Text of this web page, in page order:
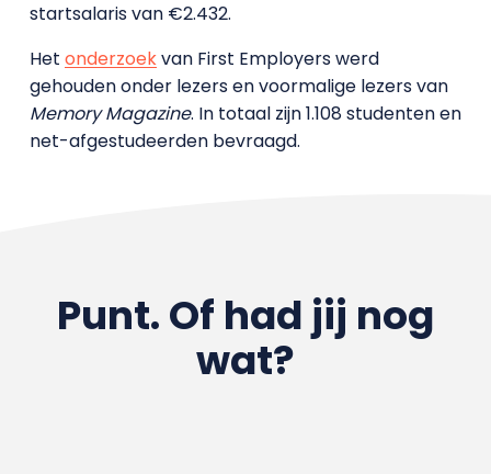
startsalaris van €2.432.
Het onderzoekvan First Employers werd
gehouden onder lezers en voormalige lezers van
Memory Magazine. In totaal zijn 1.108 studenten en
net-afgestudeerden bevraagd.
Punt. Of had jij nog
wat?